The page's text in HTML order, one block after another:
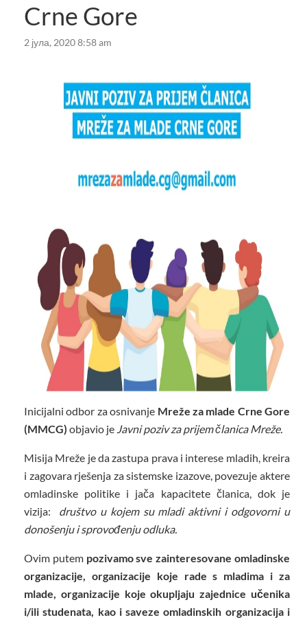
Crne Gore
2 јула, 2020 8:58 am
Inicijalni odbor za osnivanje Mreže za mlade Crne Gore
(MMCG) objavio je Javni poziv za prijem članica Mreže.
Misija Mreže je da zastupa prava i interese mladih, kreira
i zagovara rješenja za sistemske izazove, povezuje aktere
omladinske politike i jača kapacitete članica, dok je
vizija: društvo u kojem su mladi aktivni i odgovorni u
donošenju i sprovođenju odluka.
Ovim putem pozivamo sve zainteresovane omladinske
organizacije, organizacije koje rade s mladima i za
mlade, organizacije koje okupljaju zajednice učenika
i/ili studenata, kao i saveze omladinskih organizacija i